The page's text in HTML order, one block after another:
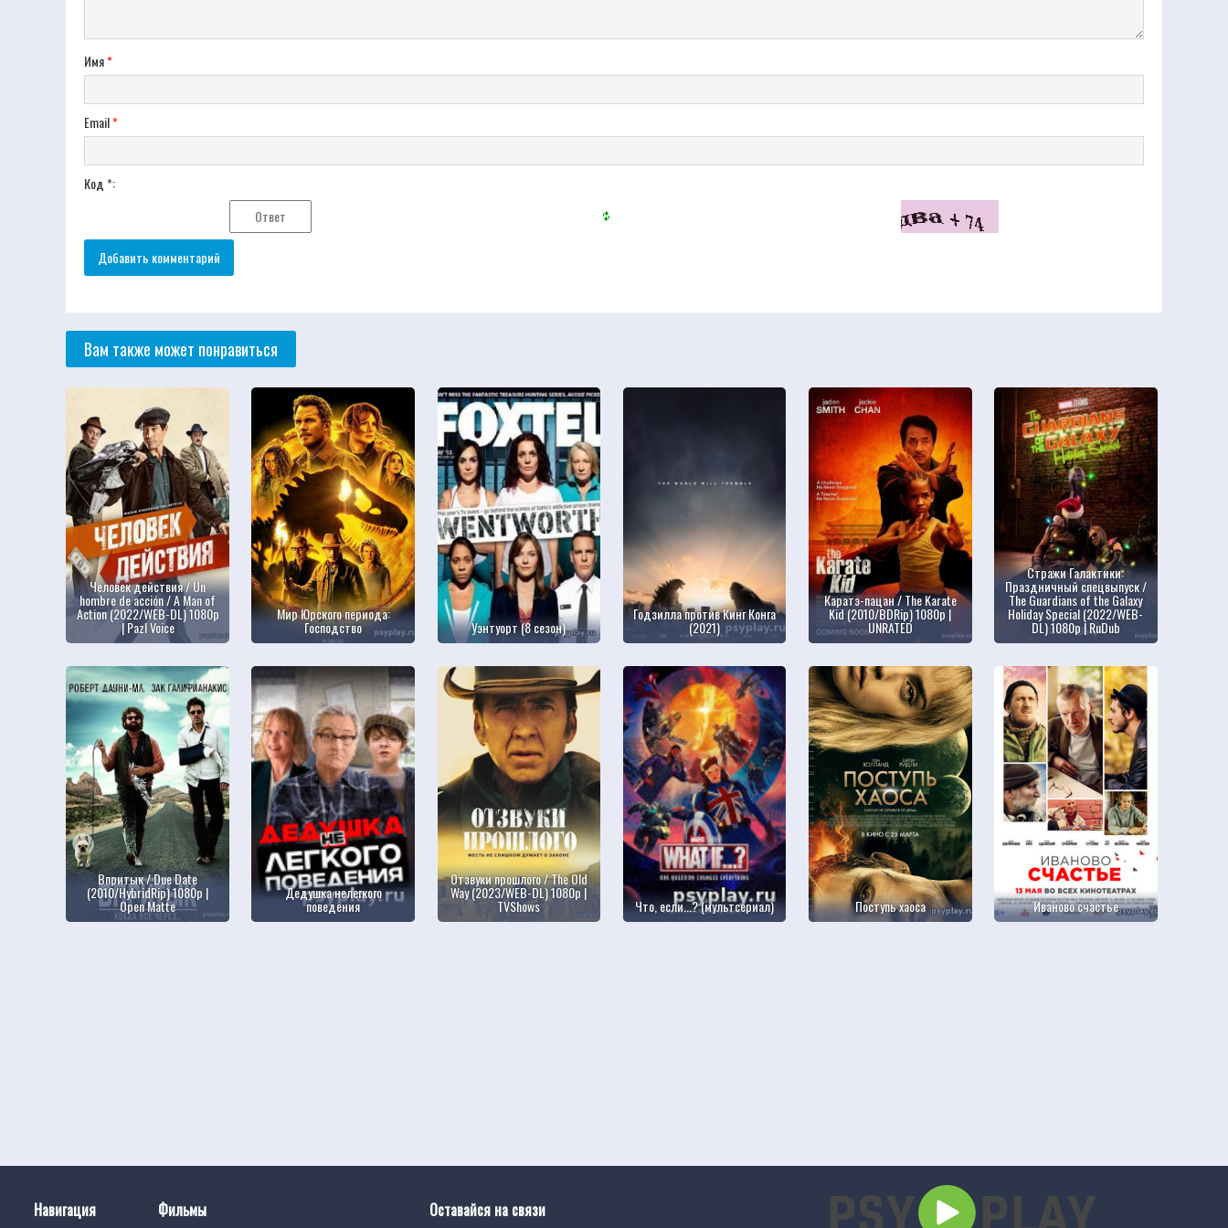
Имя*
Email*
Код *:
Вам также может понравиться
Человек действия / Un
hombre de acción / A Man of
Action (2022/WEB-DL) 1080p
| Pazl Voice
Мир Юрского периода:
Господство Уэнтуорт (8 сезон)
Годзилла против Кинг Конга
(2021)
Каратэ-пацан / The Karate
Kid (2010/BDRip) 1080p |
UNRATED
Стражи Галактики:
Праздничный спецвыпуск /
The Guardians of the Galaxy
Holiday Special (2022/WEB-
DL) 1080p | RuDub
Впритык / Due Date
(2010/HybridRip) 1080p |
Open Matte
Дедушка нелегкого
поведения
Отзвуки прошлого / The Old
Way (2023/WEB-DL) 1080p |
TVShows Что, если...? (мультсериал) Поступь хаоса Иваново счастье
Навигация Фильмы Оставайся на связи